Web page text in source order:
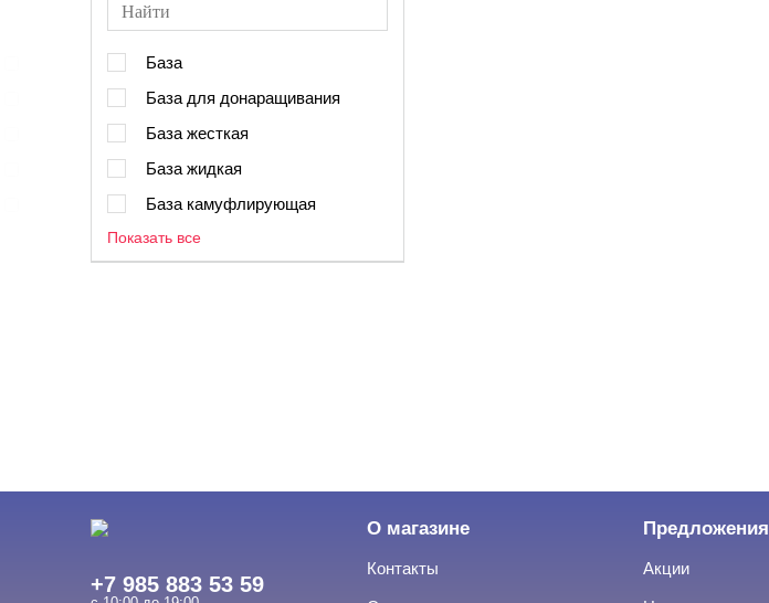
База
База для донаращивания
База жесткая
База жидкая
База камуфлирующая
Показать все
+7 985 883 53 59
О магазине
Контакты
Предложения
Акции